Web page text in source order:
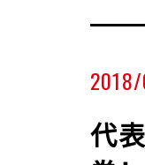
代